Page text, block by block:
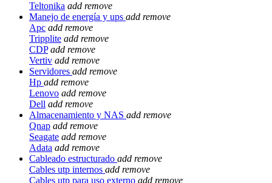
Teltonika add remove
Manejo de energía y ups add remove
Apc add remove
Tripplite add remove
CDP add remove
Vertiv add remove
Servidores add remove
Hp add remove
Lenovo add remove
Dell add remove
Almacenamiento y NAS add remove
Qnap add remove
Seagate add remove
Adata add remove
Cableado estructurado add remove
Cables utp internos add remove
Cables utp para uso externo add remove